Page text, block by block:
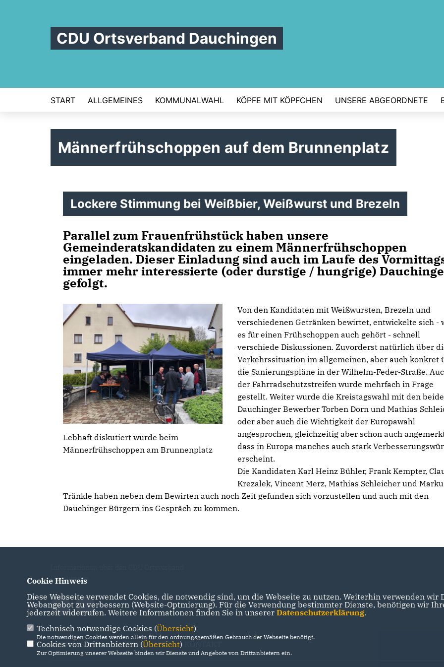
CDU Ortsverband Dauchingen
START ALLGEMEINES KOMMUNALWAHL KÖPFE MIT KÖPFCHEN UNSERE ABGEORDNETE
Männerfrühschoppen auf dem Brunnenplatz
Lockere Stimmung bei Weißbier, Weißwurst und Brezeln
Parallel zum Frauenfrühstück haben unsere
Gemeinderatskandidaten zu einem Männerfrühschoppen
eingeladen. Dieser Einladung sind auch im Laufe des
immer mehr interessierte (oder durstige / hungrige)
gefolgt.
Lebhaft diskutiert wurde beim
Männerfrühschoppen am Brunnenplatz
Von den Kandidaten mit Weißwursten, Brezeln und
verschiedenen Getränken bewirtet, entwickelte sich -
es für einen Frühschoppen auch gehört - schnell
verschiede Diskussionen. Zuvorderst natürlich über
Verkehrssituation im allgemeinen, aber auch konkret
die Sanierungspläne in der Wilhelm-Feder-Straße.
der Fahrradschutzstreifen wurde mehrfach in Frage
gestellt. Weiter wurde die Kreistagswahl mit den
Dauchinger Bewerber Torben Dorn und Mathias
oder aber auch die Wichtigkeit der Europawahl
angesprochen, gleichzeitig aber schon auch
dass in Europa manches auch stark
erscheint.
Die Kandidaten Karl Heinz Bühler, Frank Kempter,
Krezalek, Vincent Merz, Mathias Schleicher und
Tränkle haben neben dem Bewirten auch noch Zeit gefunden sich vorzustellen und auch mit den
Dauchinger Bürgern ins Gespräch zu kommen.
Dauchingen
IMPRESSUM DATENSCHUTZ
Cookie Hinweis
Diese Webseite verwendet Cookies, die notwendig sind, um die Webseite zu nutzen. Weiterhin verwenden
Webangebot zu verbessern (Website-Optmierung). Für die Verwendung bestimmter Dienste, benötigen wir
jederzeit widerrufen. Weitere Informationen finden Sie in unserer Datenschutzerklärung.
Technisch notwendige Cookies (Übersicht)
Die notwendigen Cookies werden allein für den ordnungsgemäßen Gebrauch der Webseite benötigt.
Cookies von Drittanbietern (Übersicht)
Zur Optimierung unserer Webseite binden wir Dienste und Angebote von Drittanbietern ein.